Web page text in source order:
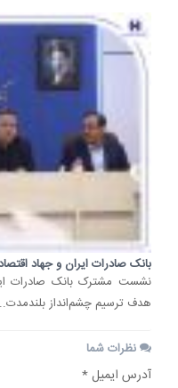
بانک صادرات ایران و جهاد
​نشست مشترک بانک صادرات
هدف ترسیم چشم‌انداز
نظرات شما
آدرس ایمیل *